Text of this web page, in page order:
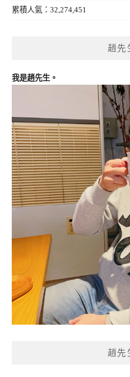
累積人氣：32,274,451
趙先
我是趙先生。
趙先